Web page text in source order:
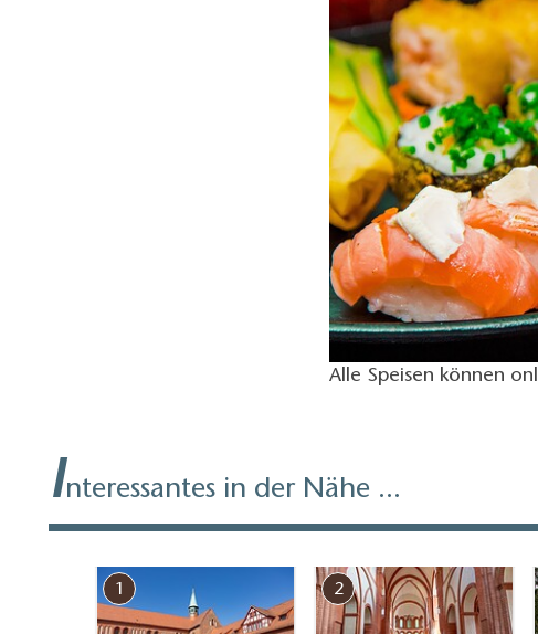
Alle Speisen können
Interessantes in der Nähe ...
1 2